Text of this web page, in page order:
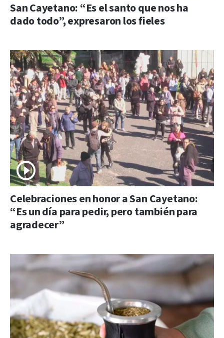
San Cayetano: “Es el santo que nos ha
dado todo”, expresaron los fieles
Celebraciones en honor a San Cayetano:
“Es un día para pedir, pero también para
agradecer”